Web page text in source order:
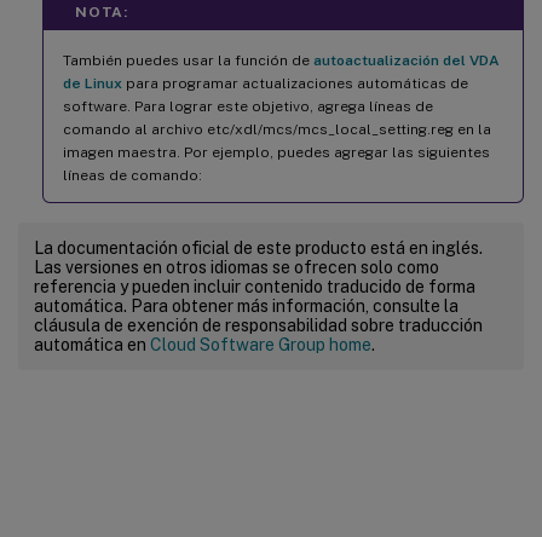
NOTA:
También puedes usar la función de autoactualización del VDA
de Linux para programar actualizaciones automáticas de
software. Para lograr este objetivo, agrega líneas de
comando al archivo etc/xdl/mcs/mcs_local_setting.reg en la
imagen maestra. Por ejemplo, puedes agregar las siguientes
líneas de comando:
La documentación oficial de este producto está en inglés.
Las versiones en otros idiomas se ofrecen solo como
referencia y pueden incluir contenido traducido de forma
automática. Para obtener más información, consulte la
cláusula de exención de responsabilidad sobre traducción
automática en Cloud Software Group home.